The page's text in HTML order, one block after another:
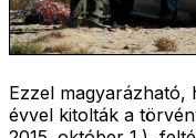
Ezzel magyarázható,
évvel kitolták a